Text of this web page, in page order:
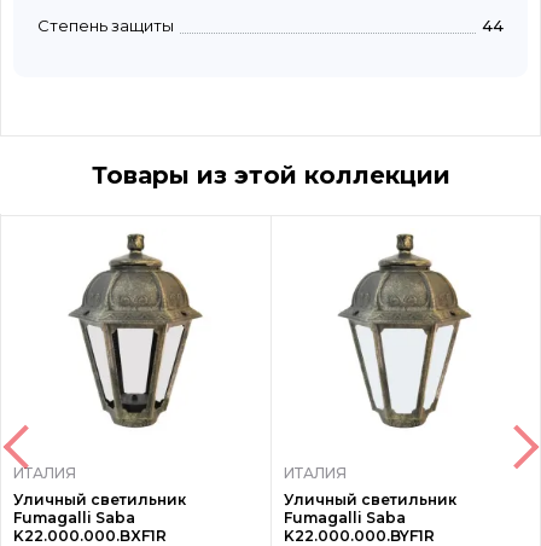
Степень защиты 44
Товары из этой коллекции
ИТАЛИЯ
Уличный светильник
Fumagalli Saba
K22.000.000.BXF1R
ИТАЛИЯ
Уличный светильник
Fumagalli Saba
K22.000.000.BYF1R